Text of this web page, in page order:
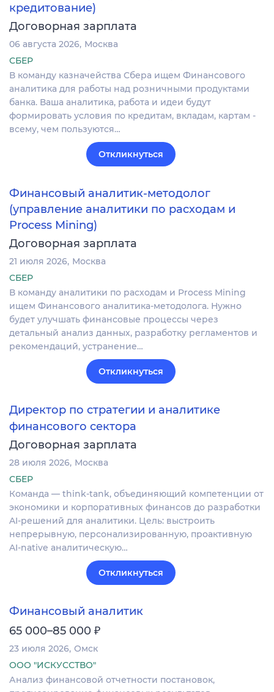
кредитование)
Договорная зарплата
06 августа 2026 Москва
СБЕР
В команду казначейства Сбера ищем Финансового
аналитика для работы над розничными продуктами
банка. Ваша аналитика, работа и идеи будут
формировать условия по кредитам, вкладам, картам -
всему, чем пользуются…
Откликнуться
Финансовый аналитик-методолог
(управление аналитики по расходам и
Process Mining)
Договорная зарплата
21 июля 2026 Москва
СБЕР
В команду аналитики по расходам и Process Mining
ищем Финансового аналитика-методолога. Нужно
будет улучшать финансовые процессы через
детальный анализ данных, разработку регламентов и
рекомендаций, устранение…
Откликнуться
Директор по стратегии и аналитике
финансового сектора
Договорная зарплата
28 июля 2026 Москва
СБЕР
Команда — think-tank, объединяющий компетенции от
экономики и корпоративных финансов до разработки
AI-решений для аналитики. Цель: выстроить
непрерывную, персонализированную, проактивную
AI-native аналитическую…
Откликнуться
Финансовый аналитик
65 000–85 000 ₽
23 июля 2026 Омск
ООО "ИСКУССТВО"
Анализ финансовой отчетности постановок,